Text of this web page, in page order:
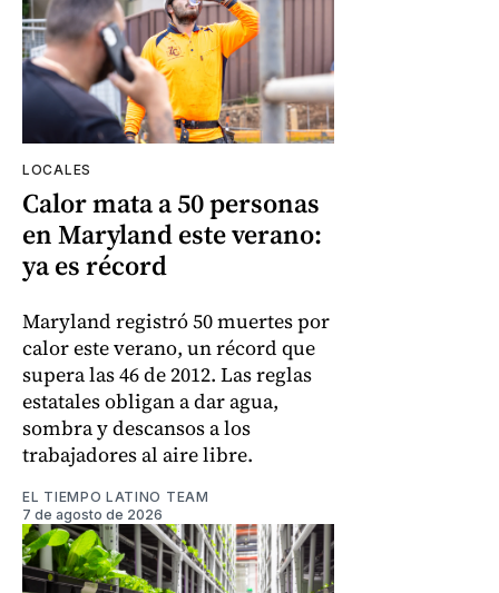
LOCALES
Calor mata a 50 personas
en Maryland este verano:
ya es récord
Maryland registró 50 muertes por
calor este verano, un récord que
supera las 46 de 2012. Las reglas
estatales obligan a dar agua,
sombra y descansos a los
trabajadores al aire libre.
EL TIEMPO LATINO TEAM
7 de agosto de 2026